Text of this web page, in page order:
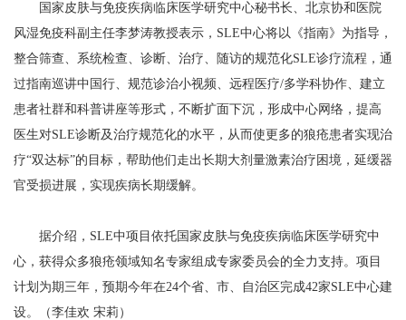
国家皮肤与免疫疾病临床医学研究中心秘书长、北京协和医院
风湿免疫科副主任李梦涛教授表示，SLE中心将以《指南》为指导，
整合筛查、系统检查、诊断、治疗、随访的规范化SLE诊疗流程，通
过指南巡讲中国行、规范诊治小视频、远程医疗/多学科协作、建立
患者社群和科普讲座等形式，不断扩面下沉，形成中心网络，提高
医生对SLE诊断及治疗规范化的水平，从而使更多的狼疮患者实现治
疗“双达标”的目标，帮助他们走出长期大剂量激素治疗困境，延缓器
官受损进展，实现疾病长期缓解。
据介绍，SLE中项目依托国家皮肤与免疫疾病临床医学研究中
心，获得众多狼疮领域知名专家组成专家委员会的全力支持。项目
计划为期三年，预期今年在24个省、市、自治区完成42家SLE中心建
设。（李佳欢 宋莉）